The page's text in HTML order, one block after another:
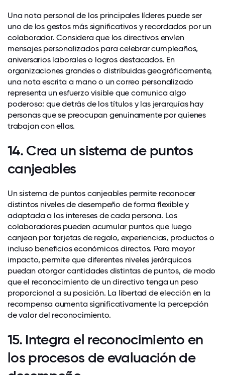
Una nota personal de los principales líderes puede ser
uno de los gestos más significativos y recordados por un
colaborador. Considera que los directivos envíen
mensajes personalizados para celebrar cumpleaños,
aniversarios laborales o logros destacados. En
organizaciones grandes o distribuidas geográficamente,
una nota escrita a mano o un correo personalizado
representa un esfuerzo visible que comunica algo
poderoso: que detrás de los títulos y las jerarquías hay
personas que se preocupan genuinamente por quienes
trabajan con ellas.
14. Crea un sistema de puntos
canjeables
Un sistema de puntos canjeables permite reconocer
distintos niveles de desempeño de forma flexible y
adaptada a los intereses de cada persona. Los
colaboradores pueden acumular puntos que luego
canjean por tarjetas de regalo, experiencias, productos o
incluso beneficios económicos directos. Para mayor
impacto, permite que diferentes niveles jerárquicos
puedan otorgar cantidades distintas de puntos, de modo
que el reconocimiento de un directivo tenga un peso
proporcional a su posición. La libertad de elección en la
recompensa aumenta significativamente la percepción
de valor del reconocimiento.
15. Integra el reconocimiento en
los procesos de evaluación de